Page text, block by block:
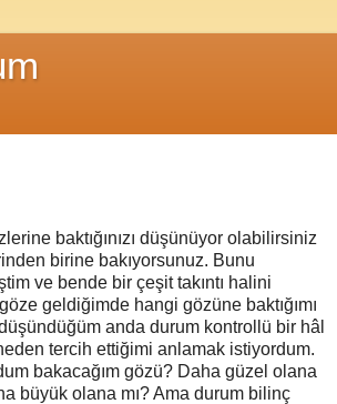
baktığınızı düşünüyor olabilirsiniz
birine bakıyorsunuz. Bunu
ve bende bir çeşit takıntı halini
geldiğimde hangi gözüne baktığımı
anda durum kontrollü bir hâl
tercih ettiğimi anlamak istiyordum.
bakacağım gözü? Daha güzel olana
büyük olana mı? Ama durum bilinç